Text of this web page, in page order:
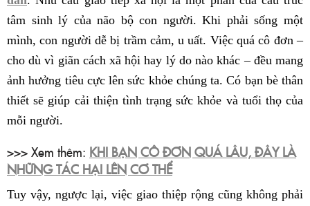
tâm sinh lý của não bộ con người. Khi phải sống một
mình, con người dễ bị trầm cảm, u uất. Việc quá cô đơn –
cho dù vì giãn cách xã hội hay lý do nào khác – đều mang
ảnh hưởng tiêu cực lên sức khỏe chúng ta. Có bạn bè thân
thiết sẽ giúp cải thiện tình trạng sức khỏe và tuổi thọ của
mỗi người.
>>> Xem thêm: KHI BẠN CÔ ĐƠN QUÁ LÂU, ĐÂY LÀ
NHỮNG TÁC HẠI LÊN CƠ THỂ
Tuy vậy, ngược lại, việc giao thiệp rộng cũng không phải